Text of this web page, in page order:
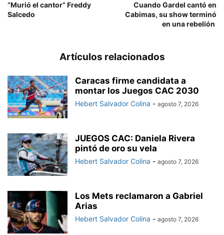
“Murió el cantor” Freddy
Salcedo
Cuando Gardel cantó en
Cabimas, su show terminó
en una rebelión
Artículos relacionados
Caracas firme candidata a
montar los Juegos CAC 2030
Hebert Salvador Colina - agosto 7, 2026
JUEGOS CAC: Daniela Rivera
pintó de oro su vela
Hebert Salvador Colina - agosto 7, 2026
Los Mets reclamaron a Gabriel
Arias
Hebert Salvador Colina - agosto 7, 2026